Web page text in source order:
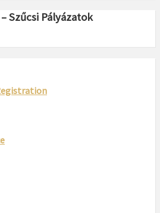
Szűcsi Pályázatok